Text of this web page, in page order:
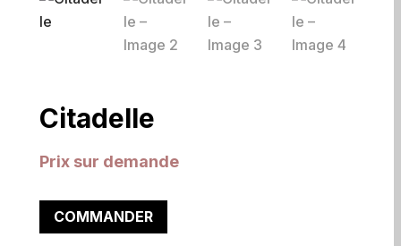
Citadelle
Prix sur demande
COMMANDER